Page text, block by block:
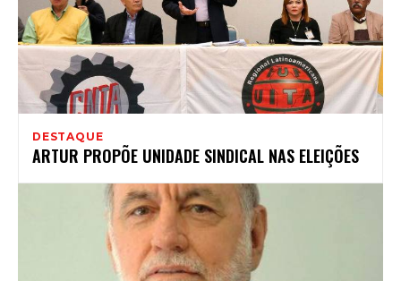
DESTAQUE
ARTUR PROPÕE UNIDADE SINDICAL NAS ELEIÇÕES